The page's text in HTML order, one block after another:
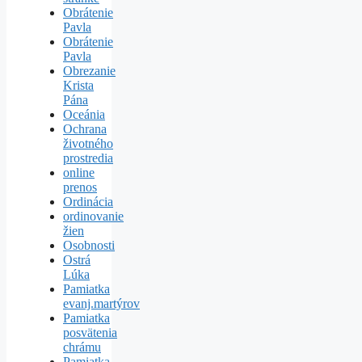
Obrátenie
Pavla
Obrátenie
Pavla
Obrezanie
Krista
Pána
Oceánia
Ochrana
životného
prostredia
online
prenos
Ordinácia
ordinovanie
žien
Osobnosti
Ostrá
Lúka
Pamiatka
evanj.martýrov
Pamiatka
posvätenia
chrámu